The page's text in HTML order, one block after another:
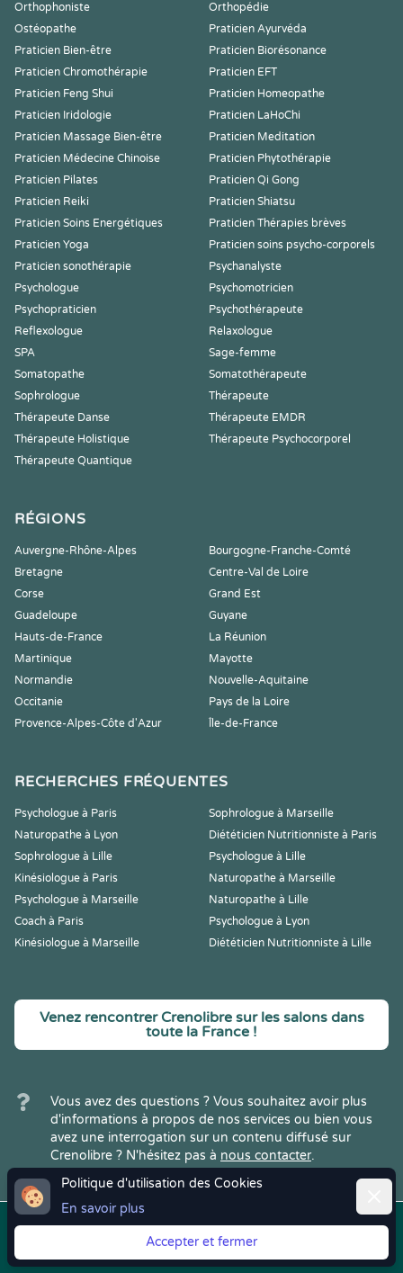
Politique d'utilisation des Cookies
En savoir plus
Accepter et fermer
Orthophoniste
Orthopédie
Ostéopathe
Praticien Ayurvéda
Praticien Bien-être
Praticien Biorésonance
Praticien Chromothérapie
Praticien EFT
Praticien Feng Shui
Praticien Homeopathe
Praticien Iridologie
Praticien LaHoChi
Praticien Massage Bien-être
Praticien Meditation
Praticien Médecine Chinoise
Praticien Phytothérapie
Praticien Pilates
Praticien Qi Gong
Praticien Reiki
Praticien Shiatsu
Praticien Soins Energétiques
Praticien Thérapies brèves
Praticien Yoga
Praticien soins psycho-corporels
Praticien sonothérapie
Psychanalyste
Psychologue
Psychomotricien
Psychopraticien
Psychothérapeute
Reflexologue
Relaxologue
SPA
Sage-femme
Somatopathe
Somatothérapeute
Sophrologue
Thérapeute
Thérapeute Danse
Thérapeute EMDR
Thérapeute Holistique
Thérapeute Psychocorporel
Thérapeute Quantique
RÉGIONS
Auvergne-Rhône-Alpes
Bourgogne-Franche-Comté
Bretagne
Centre-Val de Loire
Corse
Grand Est
Guadeloupe
Guyane
Hauts-de-France
La Réunion
Martinique
Mayotte
Normandie
Nouvelle-Aquitaine
Occitanie
Pays de la Loire
Provence-Alpes-Côte d'Azur
Île-de-France
RECHERCHES FRÉQUENTES
Psychologue à Paris
Sophrologue à Marseille
Naturopathe à Lyon
Diététicien Nutritionniste à Paris
Sophrologue à Lille
Psychologue à Lille
Kinésiologue à Paris
Naturopathe à Marseille
Psychologue à Marseille
Naturopathe à Lille
Coach à Paris
Psychologue à Lyon
Kinésiologue à Marseille
Diététicien Nutritionniste à Lille
Venez rencontrer Crenolibre sur les salons dans
toute la France !
Vous avez des questions ? Vous souhaitez avoir plus
d'informations à propos de nos services ou bien vous
avez une interrogation sur un contenu diffusé sur
Crenolibre ? N'hésitez pas à nous contacter.
Copyright © 2022Crenolibre, tous
Mentions
Légales
| CGV | RGPD